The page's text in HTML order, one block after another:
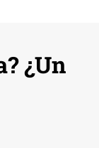
¿Un